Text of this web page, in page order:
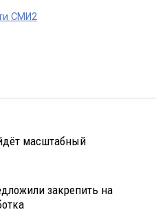
СМИ2
масштабный
закрепить на